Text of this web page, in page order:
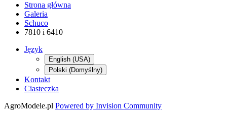
Strona główna
Galeria
Schuco
7810 i 6410
Język
English (USA)
Polski (Domyślny)
Kontakt
Ciasteczka
AgroModele.pl Powered by Invision Community